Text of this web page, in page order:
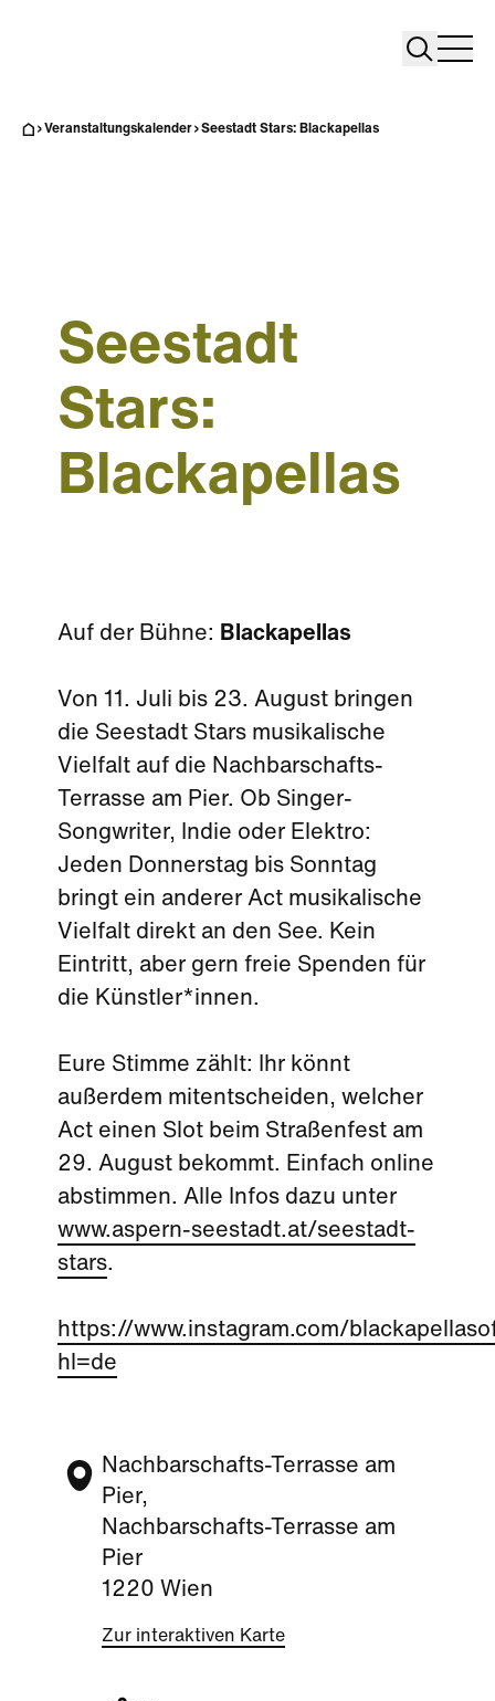
Search
Veranstaltungskalender Seestadt Stars: Blackapellas
Nachbarschafts-Terrasse am
Pier,
Nachbarschafts-Terrasse am
Pier
1220 Wien
Zur interaktiven Karte
Seestadt
Stars:
Blackapellas
Auf der Bühne: Blackapellas
Von 11. Juli bis 23. August bringen
die Seestadt Stars musikalische
Vielfalt auf die Nachbarschafts-
Terrasse am Pier. Ob Singer-
Songwriter, Indie oder Elektro:
Jeden Donnerstag bis Sonntag
bringt ein anderer Act musikalische
Vielfalt direkt an den See. Kein
Eintritt, aber gern freie Spenden für
die Künstler*innen.
Eure Stimme zählt: Ihr könnt
außerdem mitentscheiden, welcher
Act einen Slot beim Straßenfest am
29. August bekommt. Einfach online
abstimmen. Alle Infos dazu unter
www.aspern-seestadt.at/seestadt-
stars.
https://www.instagram.com/
hl=de